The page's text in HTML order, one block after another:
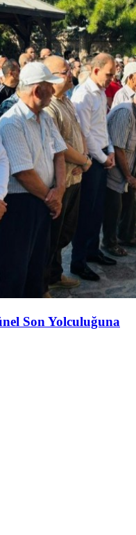
Son Yolculuğuna